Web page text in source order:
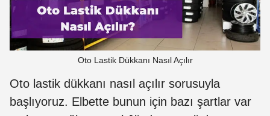
Oto Lastik Dükkanı Nasıl Açılır
Oto lastik dükkanı nasıl açılır sorusuyla
başlıyoruz. Elbette bunun için bazı şartlar var